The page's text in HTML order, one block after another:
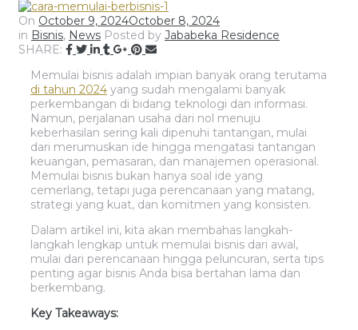
On October 9, 2024October 8, 2024
in Bisnis, News Posted by Jababeka Residence
SHARE:
Memulai bisnis adalah impian banyak orang terutama
di tahun 2024 yang sudah mengalami banyak
perkembangan di bidang teknologi dan informasi.
Namun, perjalanan usaha dari nol menuju
keberhasilan sering kali dipenuhi tantangan, mulai
dari merumuskan ide hingga mengatasi tantangan
keuangan, pemasaran, dan manajemen operasional.
Memulai bisnis bukan hanya soal ide yang
cemerlang, tetapi juga perencanaan yang matang,
strategi yang kuat, dan komitmen yang konsisten.
Dalam artikel ini, kita akan membahas langkah-
langkah lengkap untuk memulai bisnis dari awal,
mulai dari perencanaan hingga peluncuran, serta tips
penting agar bisnis Anda bisa bertahan lama dan
berkembang.
Key Takeaways: